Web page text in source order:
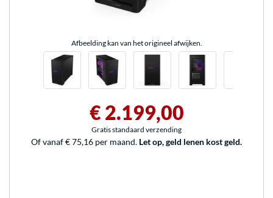
Afbeelding kan van het origineel afwijken.
€ 2.199,00
Gratis standaard verzending
Of vanaf € 75,16 per maand. Let op, geld lenen kost geld.